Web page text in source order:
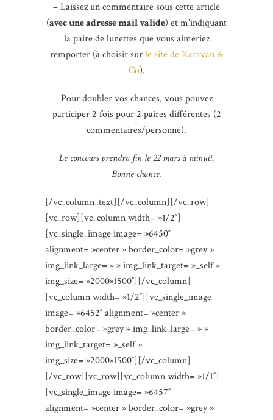
– Laissez un commentaire sous cette article
(avec une adresse mail valide) et m’indiquant
la paire de lunettes que vous aimeriez
remporter (à choisir surle site de Karavan &
Co).
Pour doubler vos chances, vous pouvez
participer 2 fois pour 2 paires différentes (2
commentaires/personne).
Le concours prendra fin le 22 mars à minuit.
Bonne chance.
[/vc_column_text][/vc_column][/vc_row]
[vc_row][vc_column width= »1/2″]
[vc_single_image image= »6450″
alignment= »center » border_color= »grey »
img_link_large= » » img_link_target= »_self »
img_size= »2000×1500″][/vc_column]
[vc_column width= »1/2″][vc_single_image
image= »6452″ alignment= »center »
border_color= »grey » img_link_large= » »
img_link_target= »_self »
img_size= »2000×1500″][/vc_column]
[/vc_row][vc_row][vc_column width= »1/1″]
[vc_single_image image= »6457″
alignment= »center » border_color= »grey »